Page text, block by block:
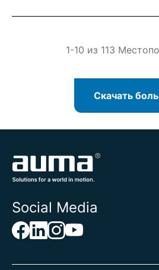
1-10 из 113
Скачать
Social Media